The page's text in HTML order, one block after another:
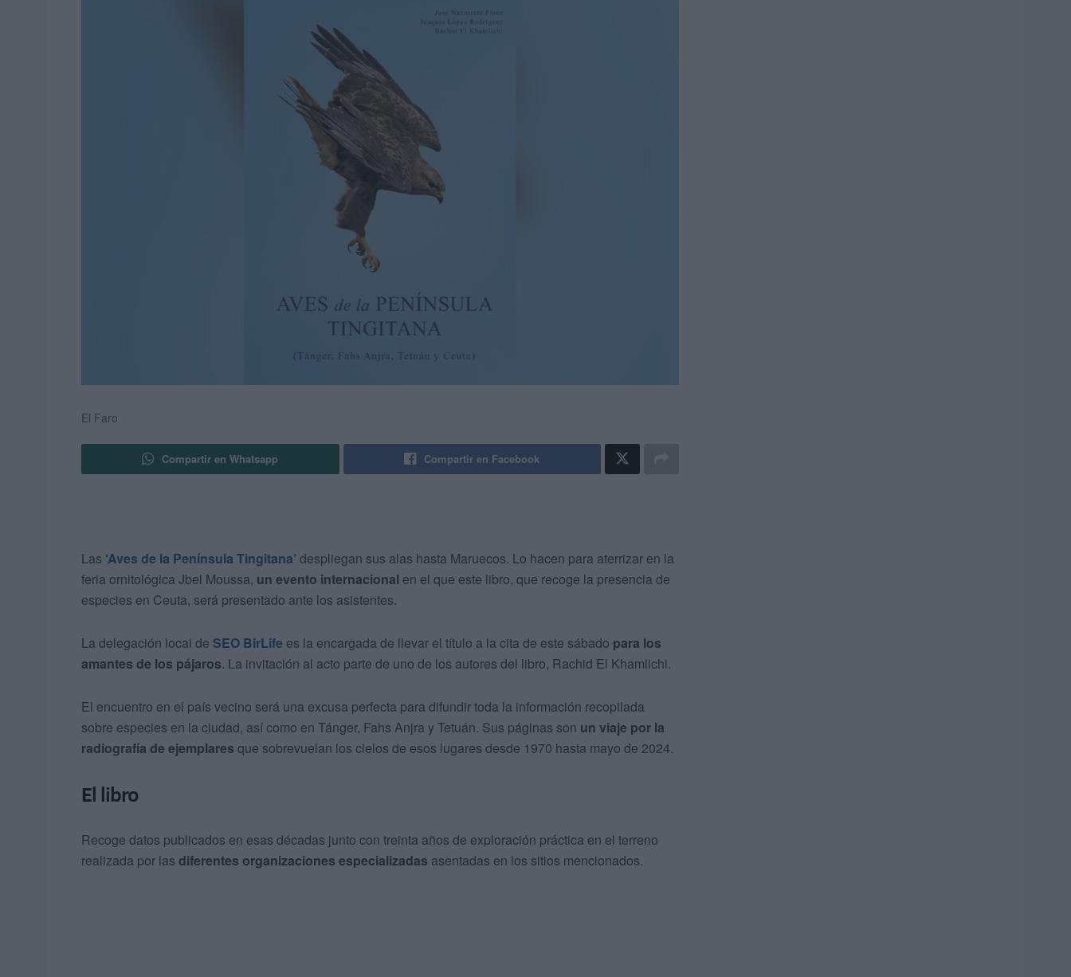
El Faro
Compartir en Whatsapp Compartir en Facebook
Las ‘Aves de la Península Tingitana’ despliegan sus alas hasta Maruecos. Lo hacen para aterrizar en la
feria ornitológica Jbel Moussa, un evento internacional en el que este libro, que recoge la presencia de
especies en Ceuta, será presentado ante los asistentes.
La delegación local de SEO BirLife es la encargada de llevar el título a la cita de este sábado para los
amantes de los pájaros. La invitación al acto parte de uno de los autores del libro, Rachid El Khamlichi.
El encuentro en el país vecino será una excusa perfecta para difundir toda la información recopilada
sobre especies en la ciudad, así como en Tánger, Fahs Anjra y Tetuán. Sus páginas son un viaje por la
radiografía de ejemplares que sobrevuelan los cielos de esos lugares desde 1970 hasta mayo de 2024.
El libro
Recoge datos publicados en esas décadas junto con treinta años de exploración práctica en el terreno
realizada por las diferentes organizaciones especializadas asentadas en los sitios mencionados.